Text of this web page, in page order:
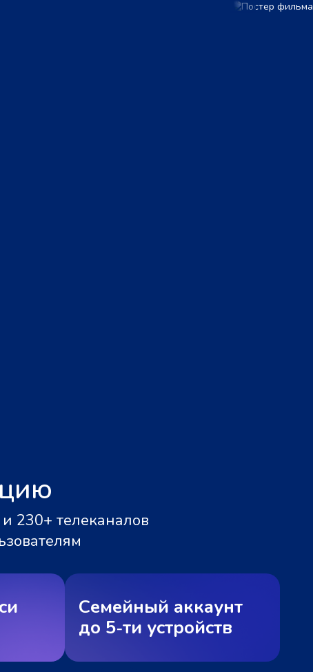
230+ телеканалов
Семейный аккаунт
до 5‑ти устройств